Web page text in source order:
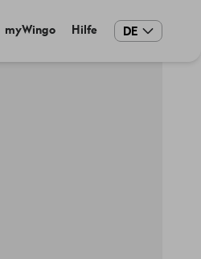
Meta
myWingo Hilfe DE